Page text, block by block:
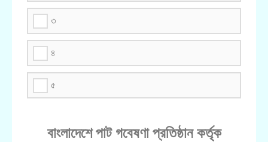
৩
৪
৫
বাংলাদেশে পাট গবেষণা প্রতিষ্ঠান কর্তৃক